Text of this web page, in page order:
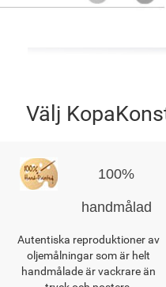
Välj
100%
handmålad
Autentiska reproduktioner av
oljemålningar som är helt
handmålade är vackrare än